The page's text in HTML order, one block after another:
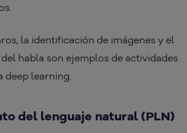
la identificación de imágenes y el
habla son ejemplos de actividades
deep learning.
del lenguaje natural (PLN)